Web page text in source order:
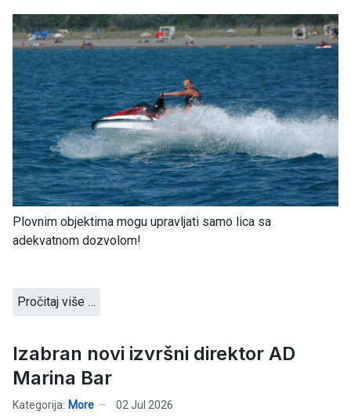
Plovnim objektima mogu upravljati samo lica sa
adekvatnom dozvolom!
Pročitaj više …
Izabran novi izvršni direktor AD
Marina Bar
Kategorija: More 02 Jul 2026